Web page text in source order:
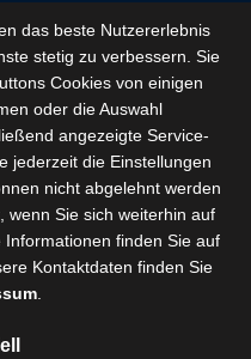
das beste Nutzererlebnis
stetig zu verbessern . Sie
Cookies von einigen
oder die Auswahl
angezeigte Service-
jederzeit die Einstellungen
nicht abgelehnt werden
wenn Sie sich weiterhin auf
finden Sie auf
Kontaktdaten finden Sie
.